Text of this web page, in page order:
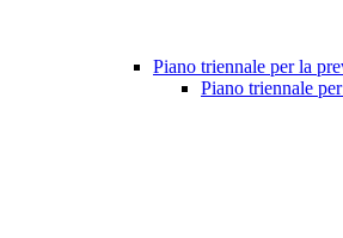
Piano triennale per la
Piano triennale